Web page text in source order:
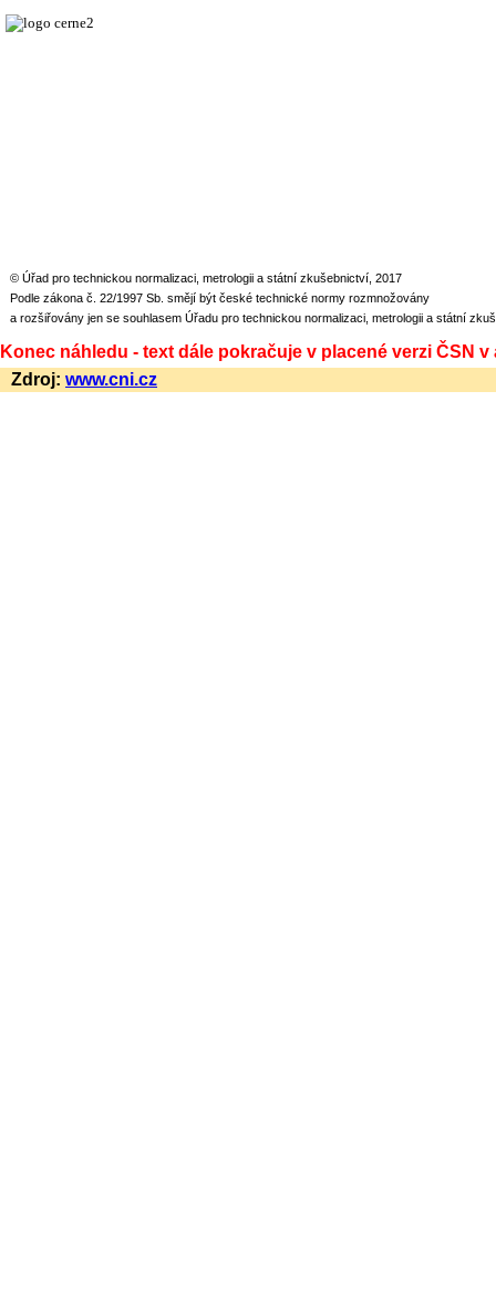
© Úřad pro technickou normalizaci, metrologii a státní zkušebnictví, 2017
Podle zákona č. 22/1997 Sb. smějí být české technické normy rozmnožovány
a rozšiřovány jen se souhlasem Úřadu pro technickou normalizaci, metrologii a státní
Konec náhledu - text dále pokračuje v placené verzi ČSN
Zdroj: www.cni.cz